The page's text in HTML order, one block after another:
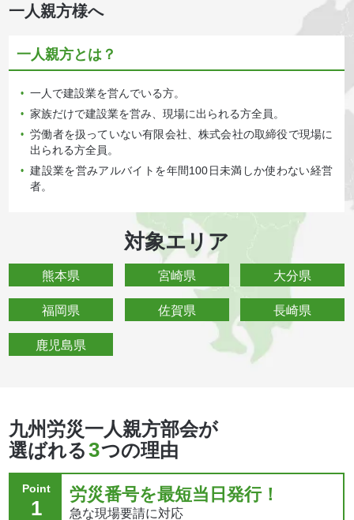
一人親方様へ
一人親方とは？
• 一人で建設業を営んでいる方。
• 家族だけで建設業を営み、現場に出られる方全員。
• 労働者を扱っていない有限会社、株式会社の取締役で現場に
出られる方全員。
• 建設業を営みアルバイトを年間100日未満しか使わない経営
者。
対象エリア
熊本県 宮崎県 大分県
福岡県 佐賀県 長崎県
鹿児島県
九州労災一人親方部会が
選ばれる3つの理由
Point
1
労災番号を最短当日発行！
急な現場要請に対応